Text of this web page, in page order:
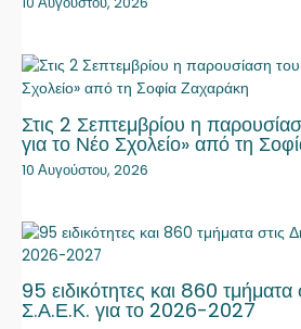
Στις 2 Σεπτεμβρίου η
για το Νέο Σχολείο» από τη
10 Αυγούστου, 2026
95 ειδικότητες και 860 τμήματα
Σ.Α.Ε.Κ. για το 2026-2027